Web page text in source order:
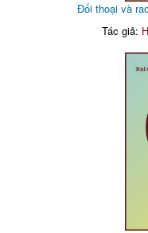
Đối thoại và
Tác giả: